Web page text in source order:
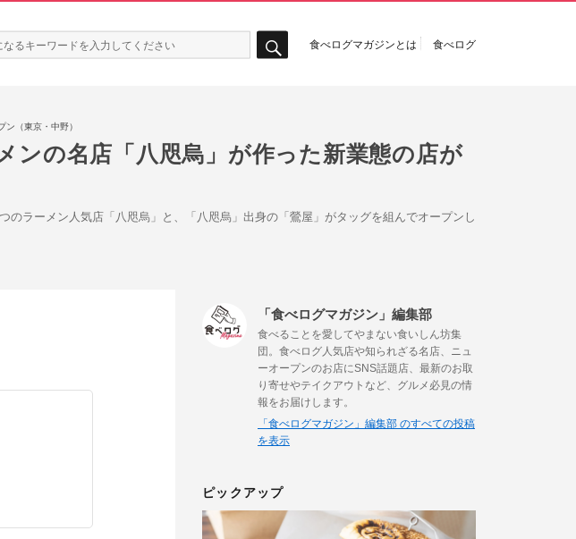
食べログマガジンとは 食べログ
（東京・中野）
ンの名店「八咫烏」が作った新業態の店が
のラーメン人気店「八咫烏」と、「八咫烏」出身の「鶯屋」がタッグを組んでオープンし
「食べログマガジン」編集部
食べることを愛してやまない食いしん坊集
団。食べログ人気店や知られざる名店、ニュ
ーオープンのお店にSNS話題店、最新のお取
り寄せやテイクアウトなど、グルメ必見の情
報をお届けします。
「食べログマガジン」編集部 のすべての投稿
を表示
ピックアップ